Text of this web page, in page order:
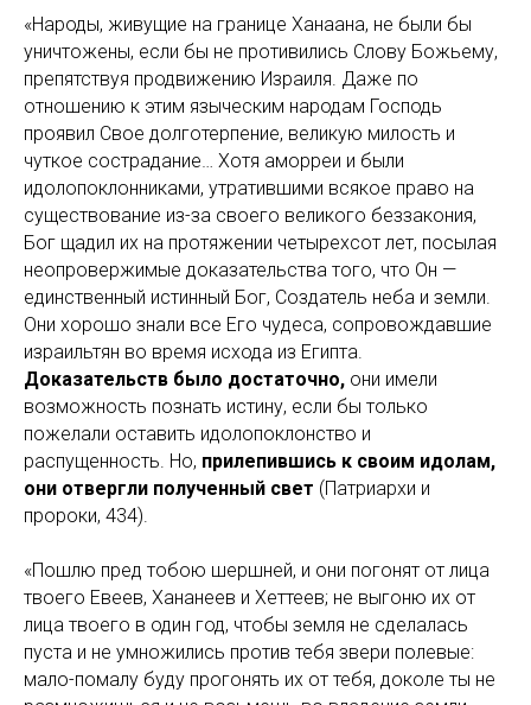
«Народы, живущие на границе Ханаана, не были бы
уничтожены, если бы не противились Слову Божьему,
препятствуя продвижению Израиля. Даже по
отношению к этим языческим народам Господь
проявил Свое долготерпение, великую милость и
чуткое сострадание… Хотя аморреи и были
идолопоклонниками, утратившими всякое право на
существование из-за своего великого беззакония,
Бог щадил их на протяжении четырехсот лет, посылая
неопровержимые доказательства того, что Он —
единственный истинный Бог, Создатель неба и земли.
Они хорошо знали все Его чудеса, сопровождавшие
израильтян во время исхода из Египта.
Доказательств было достаточно, они имели
возможность познать истину, если бы только
пожелали оставить идолопоклонство и
распущенность. Но, прилепившись к своим идолам,
они отвергли полученный свет (Патриархи и
пророки, 434).
«Пошлю пред тобою шершней, и они погонят от лица
твоего Евеев, Хананеев и Хеттеев; не выгоню их от
лица твоего в один год, чтобы земля не сделалась
пуста и не умножились против тебя звери полевые:
мало-помалу буду прогонять их от тебя, доколе ты не